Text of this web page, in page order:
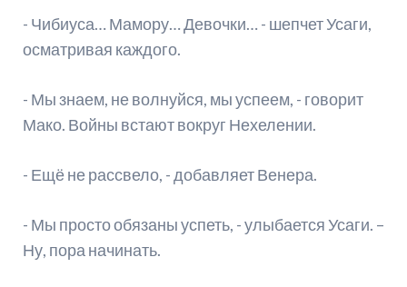
- Чибиуса… Мамору… Девочки… - шепчет Усаги,
осматривая каждого.
- Мы знаем, не волнуйся, мы успеем, - говорит
Мако. Войны встают вокруг Нехелении.
- Ещё не рассвело, - добавляет Венера.
- Мы просто обязаны успеть, - улыбается Усаги. –
Ну, пора начинать.